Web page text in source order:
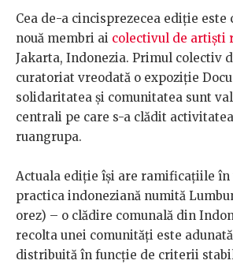
Cea de-a cincisprezecea ediție este
nouă membri ai colectivul de artiști
Jakarta, Indonezia. Primul colectiv
curatoriat vreodată o expoziție
solidaritatea și comunitatea sunt
centrali pe care s-a clădit
ruangrupa.
Actuala ediție își are ramificațiile în
practica indoneziană numită
orez) – o clădire comunală din
recolta unei comunități este
distribuită în funcție de criterii